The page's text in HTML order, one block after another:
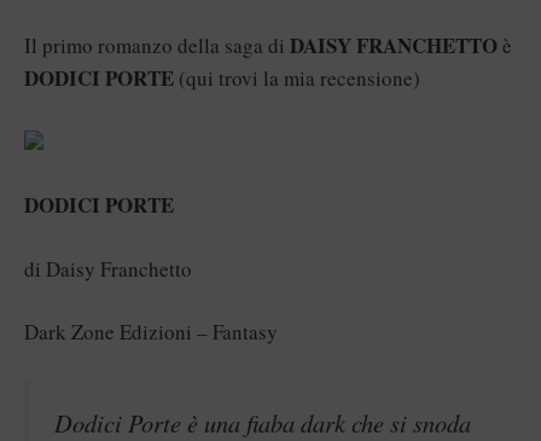
Il primo romanzo della saga di DAISY FRANCHETTOè
DODICI PORTE (qui trovi la mia recensione)
DODICI PORTE
di Daisy Franchetto
Dark Zone Edizioni – Fantasy
Dodici Porte è una fiaba dark che si snoda